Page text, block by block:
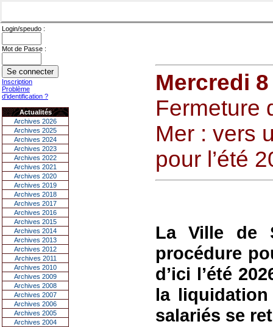
Login/speudo :
Mot de Passe :
Inscription
Problème
d'identification ?
Actualités
Archives 2026
Archives 2025
Archives 2024
Archives 2023
Archives 2022
Archives 2021
Archives 2020
Archives 2019
Archives 2018
Archives 2017
Archives 2016
Archives 2015
Archives 2014
Archives 2013
Archives 2012
Archives 2011
Archives 2010
Archives 2009
Archives 2008
Archives 2007
Archives 2006
Archives 2005
Archives 2004
Mercredi
Fermeture
Mer : vers
pour l’été
La Ville de
procédure
d’ici l’été
la
salariés se